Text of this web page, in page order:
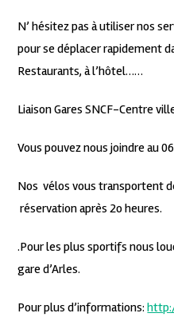
N’ hésitez pas à utiliser nos
pour se déplacer rapidement
Restaurants, à l’hôtel……
Liaison Gares SNCF-Centre
Vous pouvez nous joindre au
Nos vélos vous transportent
réservation après 2o heures.
.Pour les plus sportifs nous
gare d’Arles.
Pour plus d’informations: